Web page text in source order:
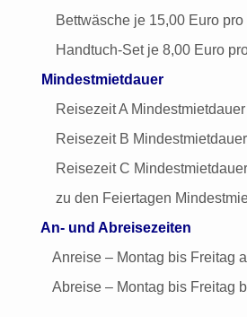
je 15,00 Euro pro
Set je 8,00 Euro pro
Mindestmietdauer
A Mindestmietdauer 07
B Mindestmietdauer 07
C Mindestmietdauer 03
Feiertagen
An- und Abreisezeiten
– Montag bis Freitag ab
– Montag bis Freitag bis